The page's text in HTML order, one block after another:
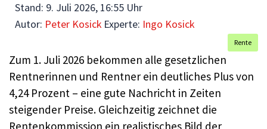
Stand: 9. Juli 2026, 16:55 Uhr
Autor: Peter Kosick Experte: Ingo Kosick
Rente
Zum 1. Juli 2026 bekommen alle gesetzlichen
Rentnerinnen und Rentner ein deutliches Plus von
4,24 Prozent – eine gute Nachricht in Zeiten
steigender Preise. Gleichzeitig zeichnet die
Rentenkommission ein realistisches Bild der